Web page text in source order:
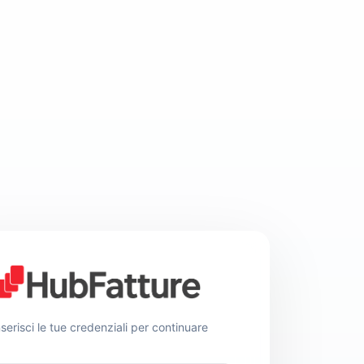
le tue credenziali per continuare